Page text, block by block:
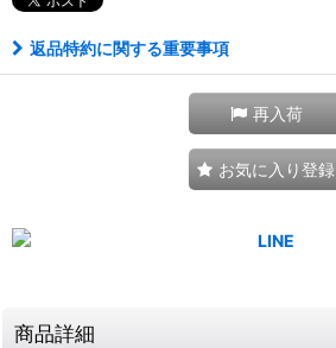
返品特約に関する重要事項
再入荷
お気に入り登録
商品詳細